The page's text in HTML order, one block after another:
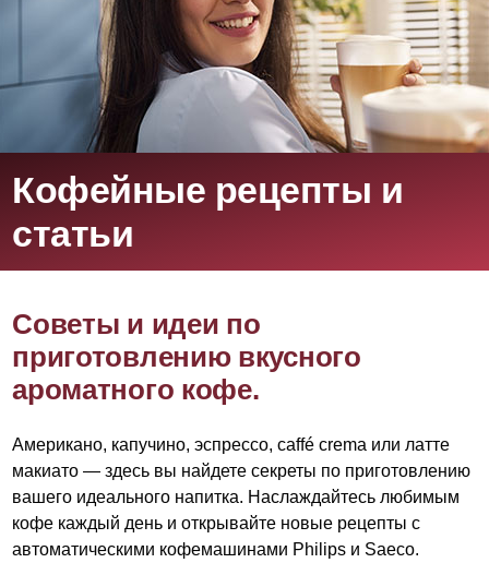
Кофейные рецепты и
статьи
Советы и идеи по
приготовлению вкусного
ароматного кофе.
Американо, капучино, эспрессо, caffé crema или латте
макиато — здесь вы найдете секреты по приготовлению
вашего идеального напитка. Наслаждайтесь любимым
кофе каждый день и открывайте новые рецепты с
автоматическими кофемашинами Philips и Saeco.